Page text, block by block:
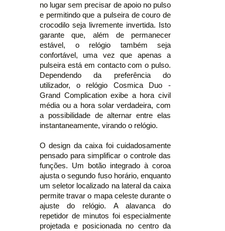
no lugar sem precisar de apoio no pulso
e permitindo que a pulseira de couro de
crocodilo seja livremente invertida. Isto
garante que, além de permanecer
estável, o relógio também seja
confortável, uma vez que apenas a
pulseira está em contacto com o pulso.
Dependendo da preferência do
utilizador, o relógio Cosmica Duo -
Grand Complication exibe a hora civil
média ou a hora solar verdadeira, com
a possibilidade de alternar entre elas
instantaneamente, virando o relógio.
O design da caixa foi cuidadosamente
pensado para simplificar o controle das
funções. Um botão integrado à coroa
ajusta o segundo fuso horário, enquanto
um seletor localizado na lateral da caixa
permite travar o mapa celeste durante o
ajuste do relógio. A alavanca do
repetidor de minutos foi especialmente
projetada e posicionada no centro da